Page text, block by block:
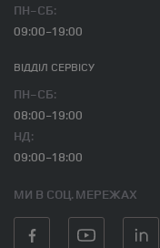
ПН-СБ:
09:00-19:00
ВІДДІЛ CЕРВІСУ
ПН-СБ:
08:00-19:00
НД:
09:00-18:00
МИ В СОЦ. МЕРЕЖАХ